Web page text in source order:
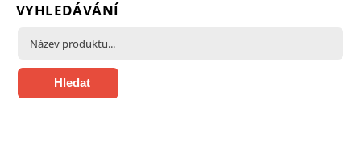
VYHLEDÁVÁNÍ
Hledat